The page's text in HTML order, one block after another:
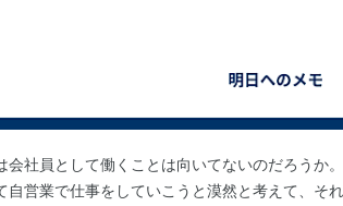
会社員として働くことは向いてないのだろうか
自営業で仕事をしていこうと漠然と考えて、そ